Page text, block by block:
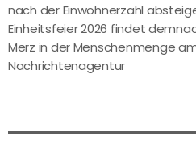
nach der Einwohnerzahl
Einheitsfeier 2026 findet
Merz in der Menschenmenge
Nachrichtenagentur